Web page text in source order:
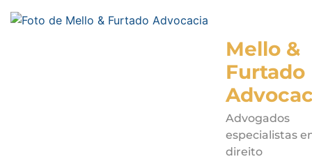
Mello &
Furtado
Advogados
especialistas
direito